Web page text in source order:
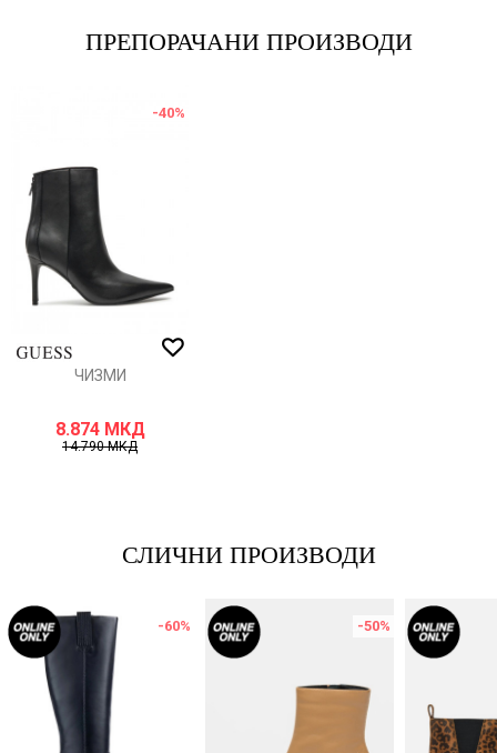
ПРЕПОРАЧАНИ ПРОИЗВОДИ
-40%
ЧИЗМИ
8.874 МКД
14.790МКД
СЛИЧНИ ПРОИЗВОДИ
-60% -50%